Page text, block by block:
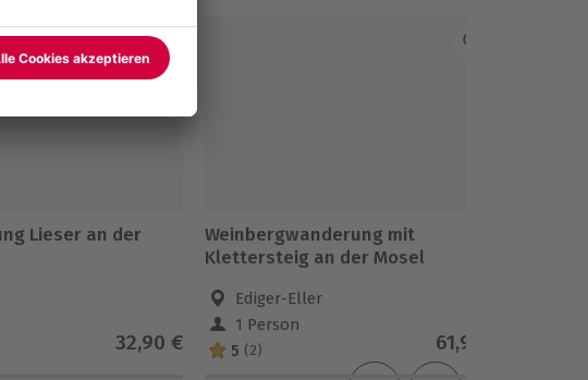
Lieser an der
32,90 €
Weinbergwanderung mit
Klettersteig an der Mosel
Ediger-Eller
1 Person
5 (2) 61,90 €